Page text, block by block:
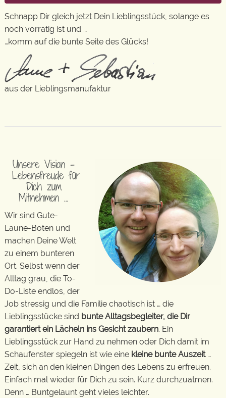
Schnapp Dir gleich jetzt Dein Lieblingsstück, solange es
noch vorrätig ist und …
…komm auf die bunte Seite des Glücks!
aus der Lieblingsmanufaktur
Unsere Vision –
Lebensfreude für
Dich zum
Mitnehmen …
Wir sind Gute-
Laune-Boten und
machen Deine Welt
zu einem bunteren
Ort. Selbst wenn der
Alltag grau, die To-
Do-Liste endlos, der
Job stressig und die Familie chaotisch ist … die
Lieblingsstücke sind bunte Alltagsbegleiter, die Dir
garantiert ein Lächeln ins Gesicht zaubern. Ein
Lieblingsstück zur Hand zu nehmen oder Dich damit im
Schaufenster spiegeln ist wie eine kleine bunte Auszeit…
Zeit, sich an den kleinen Dingen des Lebens zu erfreuen.
Einfach mal wieder für Dich zu sein. Kurz durchzuatmen.
Denn … Buntgelaunt geht vieles leichter.